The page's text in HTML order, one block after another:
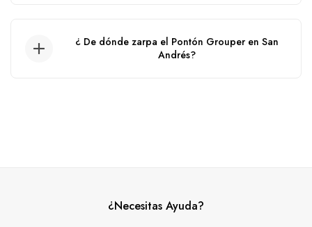
¿ De dónde zarpa el Pontón Grouper en San
Andrés?
¿Necesitas Ayuda?